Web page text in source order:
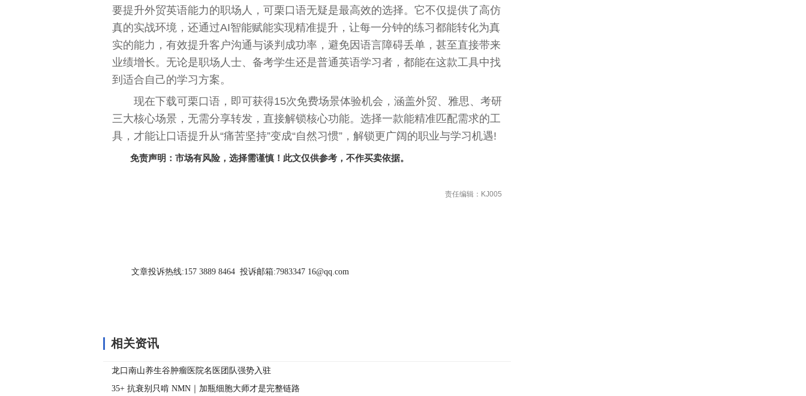
要提升外贸英语能力的职场人，可栗口语无疑是最高效的选择。它不仅提供了高仿
真的实战环境，还通过AI智能赋能实现精准提升，让每一分钟的练习都能转化为真
实的能力，有效提升客户沟通与谈判成功率，避免因语言障碍丢单，甚至直接带来
业绩增长。无论是职场人士、备考学生还是普通英语学习者，都能在这款工具中找
到适合自己的学习方案。
现在下载可栗口语，即可获得15次免费场景体验机会，涵盖外贸、雅思、考研
三大核心场景，无需分享转发，直接解锁核心功能。选择一款能精准匹配需求的工
具，才能让口语提升从“痛苦坚持”变成“自然习惯”，解锁更广阔的职业与学习机遇!
免责声明：市场有风险，选择需谨慎！此文仅供参考，不作买卖依据。
责任编辑：KJ005
文章投诉热线:157 3889 8464 投诉邮箱:7983347 16@qq.com
相关资讯
龙口南山养生谷肿瘤医院名医团队强势入驻
35+ 抗衰别只啃 NMN｜加瓶细胞大师才是完整链路